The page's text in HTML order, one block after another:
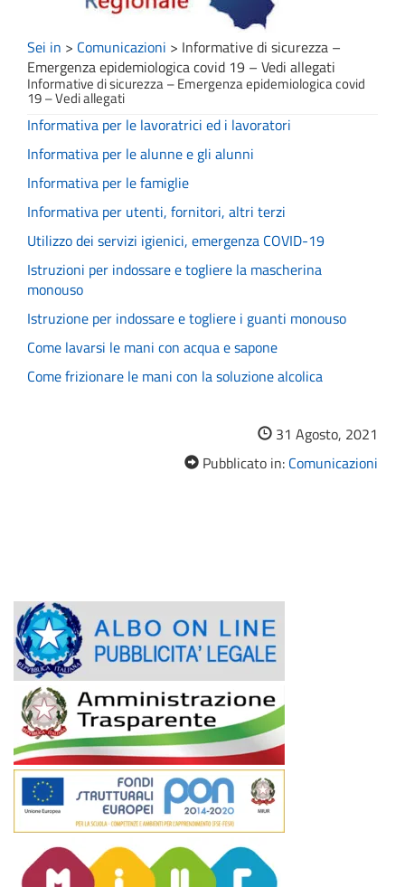
Sei in > Comunicazioni > Informative di sicurezza –
Emergenza epidemiologica covid 19 – Vedi allegati
Informative di sicurezza – Emergenza epidemiologica covid
19 – Vedi allegati
Informativa per le lavoratrici ed i lavoratori
Informativa per le alunne e gli alunni
Informativa per le famiglie
Informativa per utenti, fornitori, altri terzi
Utilizzo dei servizi igienici, emergenza COVID-19
Istruzioni per indossare e togliere la mascherina
monouso
Istruzione per indossare e togliere i guanti monouso
Come lavarsi le mani con acqua e sapone
Come frizionare le mani con la soluzione alcolica
31 Agosto, 2021
Pubblicato in: Comunicazioni